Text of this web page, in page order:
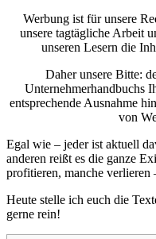
Werbung ist für unsere
unsere tagtägliche Arbeit
unseren Lesern die
Daher unsere Bitte:
Unternehmerhandbuchs
entsprechende Ausnahme
von
Egal wie – jeder ist aktuell
anderen reißt es die ganze
profitieren, manche
Heute stelle ich euch die
gerne rein!